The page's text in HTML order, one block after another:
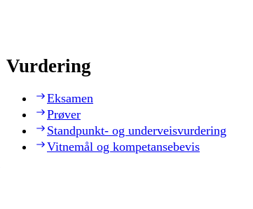
Vurdering
Eksamen
Prøver
Standpunkt- og underveisvurdering
Vitnemål og kompetansebevis